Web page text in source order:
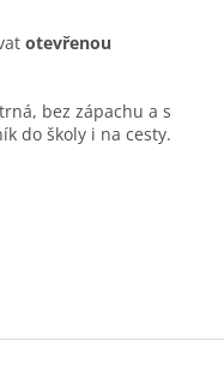
otevřenou
bez zápachu a s
do školy i na cesty.